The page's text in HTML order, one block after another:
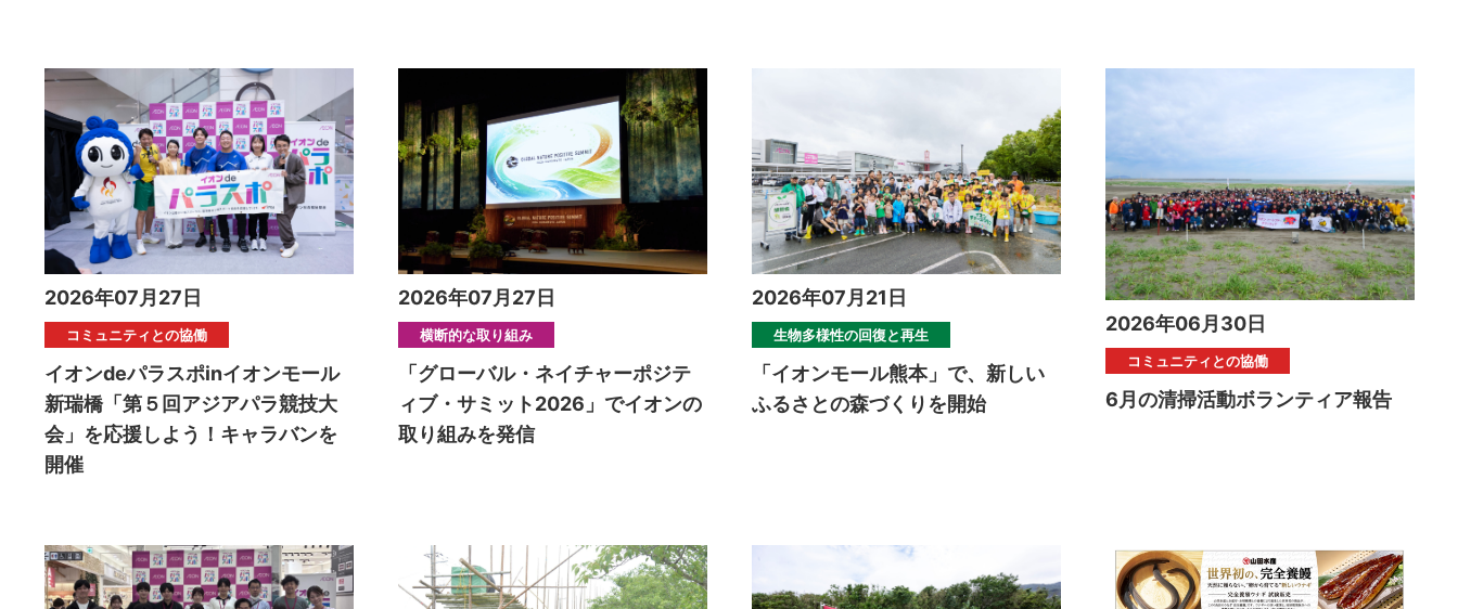
2026年07月27日
コミュニティとの協働
イオンdeパラスポinイオンモール
新瑞橋「第５回アジアパラ競技大
会」を応援しよう！キャラバンを
開催
2026年07月27日
横断的な取り組み
「グローバル・ネイチャーポジテ
ィブ・サミット2026」でイオンの
取り組みを発信
2026年07月21日
生物多様性の回復と再生
「イオンモール熊本」で、新しい
ふるさとの森づくりを開始
2026年06月30日
コミュニティとの協働
6月の清掃活動ボランティア報告